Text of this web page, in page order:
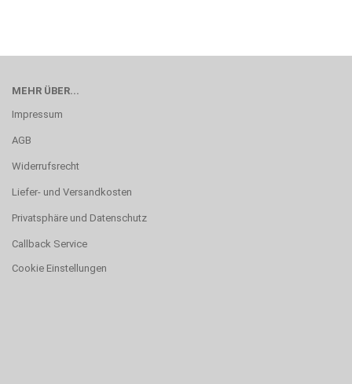
MEHR ÜBER...
Impressum
AGB
Widerrufsrecht
Liefer- und Versandkosten
Privatsphäre und Datenschutz
Callback Service
Cookie Einstellungen